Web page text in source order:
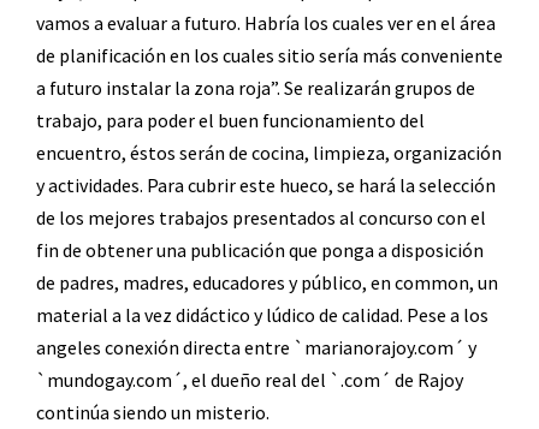
vamos a evaluar a futuro. Habría los cuales ver en el área
de planificación en los cuales sitio sería más conveniente
a futuro instalar la zona roja”. Se realizarán grupos de
trabajo, para poder el buen funcionamiento del
encuentro, éstos serán de cocina, limpieza, organización
y actividades. Para cubrir este hueco, se hará la selección
de los mejores trabajos presentados al concurso con el
fin de obtener una publicación que ponga a disposición
de padres, madres, educadores y público, en common, un
material a la vez didáctico y lúdico de calidad. Pese a los
angeles conexión directa entre `marianorajoy.com´ y
`mundogay.com´, el dueño real del `.com´ de Rajoy
continúa siendo un misterio.